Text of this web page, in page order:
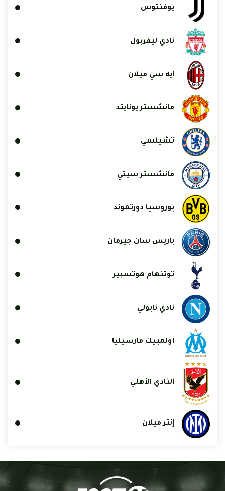
يوفنتوس
نادي ليفربول
إيه سي ميلان
مانشستر يونايتد
تشيلسي
مانشستر سيتي
بوروسيا دورتموند
باريس سان جيرمان
توتنهام هوتسبير
نادي نابولي
أولمبيك مارسيليا
النادي الأهلي
إنتر ميلان